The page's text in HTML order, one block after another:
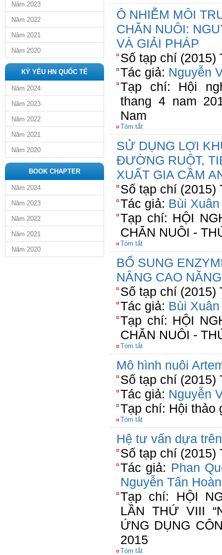
Năm 2023
Năm 2022
Năm 2021
Năm 2020
KỶ YẾU HN QUỐC TẾ
Năm 2024
Năm 2023
Năm 2022
Năm 2021
Năm 2020
BOOK CHAPTER
Năm 2024
Năm 2023
Năm 2022
Năm 2021
Năm 2020
Ô NHIỄM MÔI
CHĂN NUÔI:
VÀ GIẢI PHÁP
Số tạp chí (2015)
Tác giả: Nguyễn
Tạp chí: Hội
thang 4 nam
Nam
Tóm tắt
SỬ DỤNG LỢI
ĐƯỜNG RUỘT,
XUẤT GIA CẦM
Số tạp chí (2015)
Tác giả: Bùi
Tạp chí: HỘI
CHĂN NUÔI -
Tóm tắt
BỔ SUNG
NÂNG CAO
Số tạp chí (2015)
Tác giả: Bùi
Tạp chí: HỘI
CHĂN NUÔI -
Tóm tắt
Mô hình nuôi
Số tạp chí (2015)
Tác giả: Nguyễn
Tạp chí: Hội thảo
Tóm tắt
Hệ tư vấn dựa
Số tạp chí (2015)
Tác giả: Phan
Nguyễn Tấn
Tạp chí: HỘI
LẦN THỨ VIII
ỨNG DỤNG
2015
Tóm tắt